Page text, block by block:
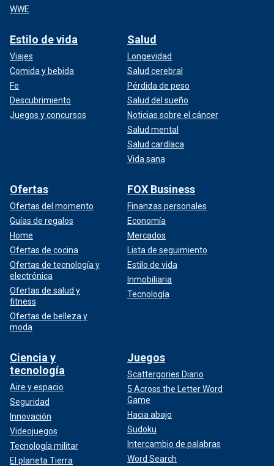
WWE
Estilo de vida
Viajes
Comida y bebida
Fe
Descubrimiento
Juegos y concursos
Salud
Longevidad
Salud cerebral
Pérdida de peso
Salud del sueño
Noticias sobre el cáncer
Salud mental
Salud cardíaca
Vida sana
Ofertas
Ofertas del momento
Guías de regalos
Home
Ofertas de cocina
Ofertas de tecnología y
electrónica
Ofertas de salud y
fitness
Ofertas de belleza y
moda
FOX Business
Finanzas personales
Economía
Mercados
Lista de seguimiento
Estilo de vida
Inmobiliaria
Tecnología
Ciencia y
tecnología
Aire y espacio
Seguridad
Innovación
Videojuegos
Tecnología militar
El planeta Tierra
Juegos
Scattergories Diario
5 Across the Letter Word
Game
Hacia abajo
Sudoku
Intercambio de palabras
Word Search